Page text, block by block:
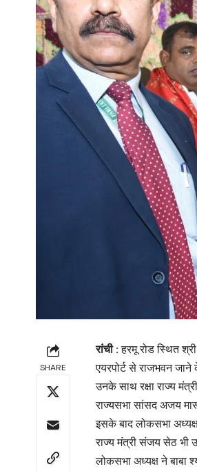
SHARE
रांची :हरमू रोड स्थित
एयरपोर्ट से राजभवन
उनके साथ रक्षा राज्य
राज्यसभा सांसद अजय
इसके बाद लोकसभा
राज्य मंत्री संजय सेठ
लोकसभा अध्यक्ष ने बाबा